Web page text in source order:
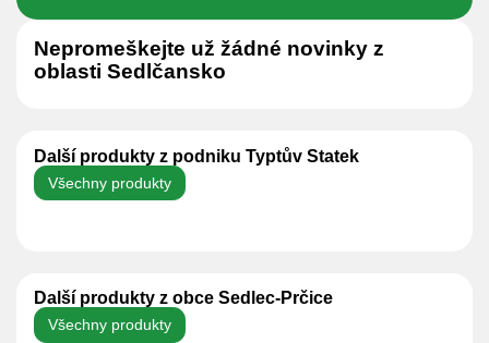
Nepromeškejte už žádné novinky z
oblasti Sedlčansko
Další produkty z podniku Typtův Statek
Všechny produkty
Další produkty z obce Sedlec-Prčice
Všechny produkty